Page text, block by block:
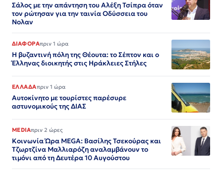
Σάλος με την απάντηση του Αλέξη Τσίπρα όταν
τον ρώτησαν για την ταινία Οδύσσεια του
Νολαν
ΔΙΑΦΟΡΑπριν 1 ώρα
Η βυζαντινή πόλη της Θέουτα: το Σέπτον και ο
Έλληνας διοικητής στις Ηράκλειες Στήλες
ΕΛΛΑΔΑπριν 1 ώρα
Αυτοκίνητο με τουρίστες παρέσυρε
αστυνομικούς της ΔΙΑΣ
MEDIAπριν 2 ώρες
Κοινωνία Ώρα MEGA: Βασίλης Τσεκούρας και
Τζωρτζίνα Μαλλιαρόζη αναλαμβάνουν το
τιμόνι από τη Δευτέρα 10 Αυγούστου